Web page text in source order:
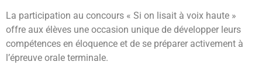
La participation au concours « Si on lisait à voix haute »
offre aux élèves une occasion unique de développer leurs
compétences en éloquence et de se préparer activement à
l’épreuve orale terminale.